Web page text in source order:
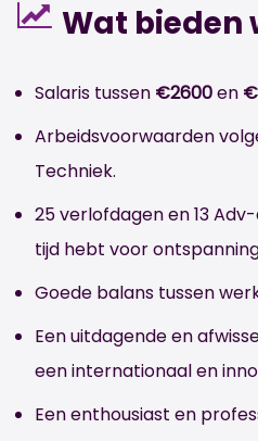
Wat bieden
Salaris tussen €2600en
Arbeidsvoorwaarden
Techniek.
25 verlofdagen en 13
tijd hebt voor
Goede balans tussen
Een uitdagende en
een internationaal en
Een enthousiast en